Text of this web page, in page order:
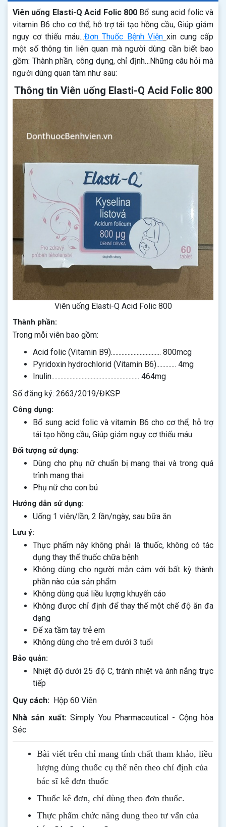
Viên uống Elasti-Q Acid Folic 800 Bổ sung acid folic và
vitamin B6 cho cơ thể, hỗ trợ tái tạo hồng cầu, Giúp giảm
nguy cơ thiếu máu...Đơn Thuốc Bệnh Viện xin cung cấp
một số thông tin liên quan mà người dùng cần biết bao
gồm: Thành phần, công dụng, chỉ định…Những câu hỏi mà
người dùng quan tâm như sau:
Thông tin Viên uống Elasti-Q Acid Folic 800
Viên uống Elasti-Q Acid Folic 800
Thành phần:
Trong mỗi viên bao gồm:
Acid folic (Vitamin B9)................................. 800mcg
Pyridoxin hydrochlorid (Vitamin B6)............. 4mg
Inulin.......................................................... 464mg
Số đăng ký: 2663/2019/ĐKSP
Công dụng:
Bổ sung acid folic và vitamin B6 cho cơ thể, hỗ trợ
tái tạo hồng cầu, Giúp giảm nguy cơ thiếu máu
Đối tượng sử dụng:
Dùng cho phụ nữ chuẩn bị mang thai và trong quá
trình mang thai
Phụ nữ cho con bú
Hướng dẫn sử dụng:
Uống 1 viên/lần, 2 lần/ngày, sau bữa ăn
Lưu ý:
Thực phẩm này không phải là thuốc, không có tác
dụng thay thế thuốc chữa bệnh
Không dùng cho người mẫn cảm với bất kỳ thành
phần nào của sản phẩm
Không dùng quá liều lượng khuyến cáo
Không được chỉ định để thay thế một chế độ ăn đa
dạng
Để xa tầm tay trẻ em
Không dùng cho trẻ em dưới 3 tuổi
Bảo quản:
Nhiệt độ dưới 25 độ C, tránh nhiệt và ánh nắng trực
tiếp
Quy cách: Hộp 60 Viên
Nhà sản xuất:Simply You Pharmaceutical - Cộng hòa
Séc
Bài viết trên chỉ mang tính chất tham khảo, liều
lượng dùng thuốc cụ thể nên theo chỉ định của
bác sĩ kê đơn thuốc
Thuốc kê đơn, chỉ dùng theo đơn thuốc.
Thực phẩm chức năng dung theo tư vấn của